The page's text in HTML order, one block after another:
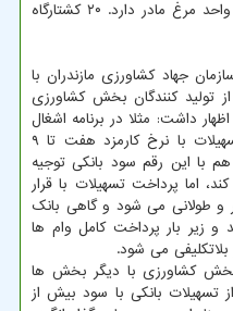
مازندران ۴۲ کارگاه جوجه کشی و ۲۱۱ واحد مرغ مادر دارد. ۲۰ کشتارگاه
جهاد کشاورزی مازندران با
تولید کنندگان بخش کشاورزی
داشت: مثلا در برنامه اشغال
و رونق تولید تصمیم به پرداخت تسهیلات با نرخ کارمزد هفت تا ۹
با این رقم سود بانکی توجیه
اما پرداخت تسهیلات با قرار
و طولانی می شود و گاهی بانک
زیر بار پرداخت کامل وام ها
بلاتکلیفی می شود.
کشاورزی با دیگر بخش ها
بانکی با سود بیش از